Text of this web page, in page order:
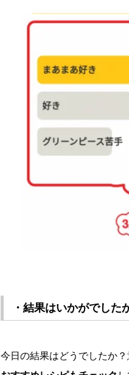
・結果はいかがでした
今日の結果はどうでしたか